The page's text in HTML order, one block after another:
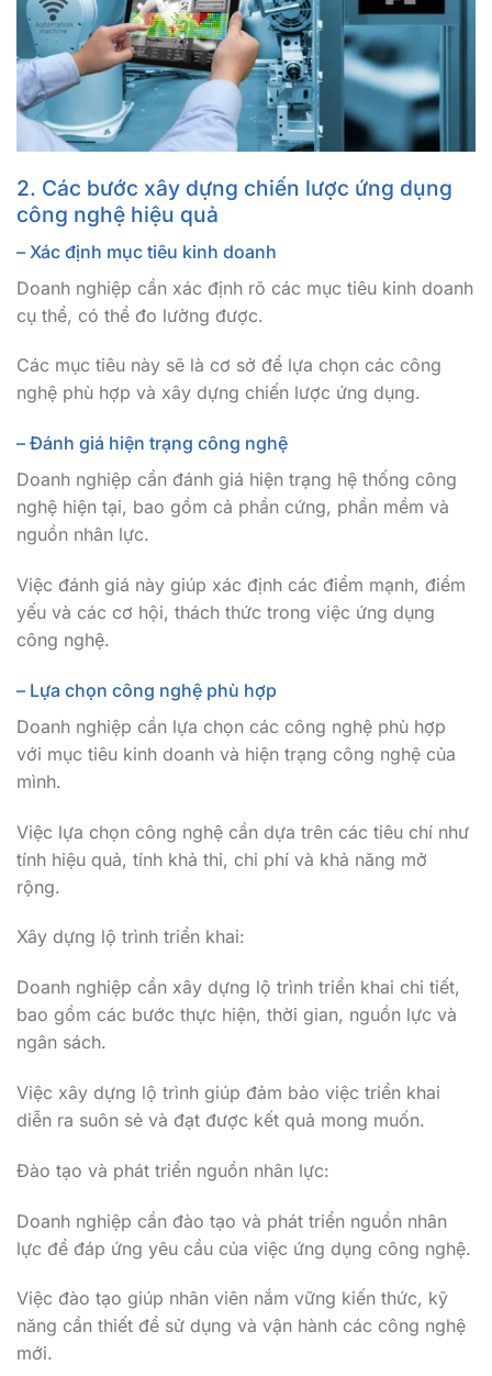
2. Các bước xây dựng chiến lược ứng dụng
công nghệ hiệu quả
– Xác định mục tiêu kinh doanh
Doanh nghiệp cần xác định rõ các mục tiêu kinh doanh
cụ thể, có thể đo lường được.
Các mục tiêu này sẽ là cơ sở để lựa chọn các công
nghệ phù hợp và xây dựng chiến lược ứng dụng.
– Đánh giá hiện trạng công nghệ
Doanh nghiệp cần đánh giá hiện trạng hệ thống công
nghệ hiện tại, bao gồm cả phần cứng, phần mềm và
nguồn nhân lực.
Việc đánh giá này giúp xác định các điểm mạnh, điểm
yếu và các cơ hội, thách thức trong việc ứng dụng
công nghệ.
– Lựa chọn công nghệ phù hợp
Doanh nghiệp cần lựa chọn các công nghệ phù hợp
với mục tiêu kinh doanh và hiện trạng công nghệ của
mình.
Việc lựa chọn công nghệ cần dựa trên các tiêu chí như
tính hiệu quả, tính khả thi, chi phí và khả năng mở
rộng.
Xây dựng lộ trình triển khai:
Doanh nghiệp cần xây dựng lộ trình triển khai chi tiết,
bao gồm các bước thực hiện, thời gian, nguồn lực và
ngân sách.
Việc xây dựng lộ trình giúp đảm bảo việc triển khai
diễn ra suôn sẻ và đạt được kết quả mong muốn.
Đào tạo và phát triển nguồn nhân lực:
Doanh nghiệp cần đào tạo và phát triển nguồn nhân
lực để đáp ứng yêu cầu của việc ứng dụng công nghệ.
Việc đào tạo giúp nhân viên nắm vững kiến thức, kỹ
năng cần thiết để sử dụng và vận hành các công nghệ
mới.